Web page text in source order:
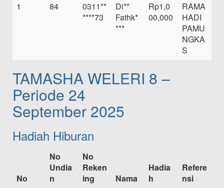
1
84
0311**
****73
Di**
Fathk*
***
Rp1,0
00,000
RAMA
HADI
PAMU
NGKA
S
TAMASHA WELERI 8 –
Periode 24
September 2025
Hadiah Hiburan
No
No
Undia
n
No
Reken
ing
Nama
Hadia
h
Refere
nsi